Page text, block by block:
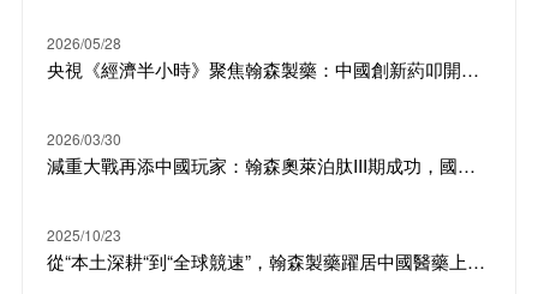
2026/05/28
央視《經濟半小時》聚焦翰森製藥：中國創新葯叩開歐美大門
2026/03/30
減重大戰再添中國玩家：翰森奧萊泊肽III期成功，國產GLP-1/GIP雙靶點加速入場
2025/10/23
從“本土深耕“到“全球競速”，翰森製藥躍居中國醫藥上市公司競爭力榜單第二名